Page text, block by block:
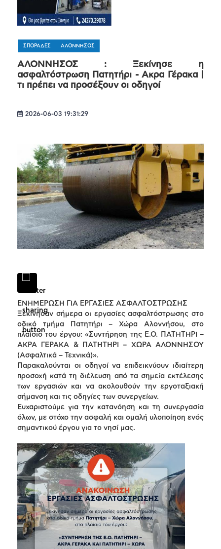
ΣΠΟΡΑΔΕΣ ΑΛΟΝΝΗΣΟΣ
ΑΛΟΝΝΗΣΟΣ : Ξεκίνησε η
ασφαλτόστρωση Πατητήρι - Ακρα Γέρακα |
τι πρέπει να προσέξουν οι οδηγοί
2026-06-03 19:31:29
ΕΝΗΜΕΡΩΣΗ ΓΙΑ ΕΡΓΑΣΙΕΣ ΑΣΦΑΛΤΟΣΤΡΩΣΗΣ
Ξεκίνησαν σήμερα οι εργασίες ασφαλτόστρωσης στο
οδικό τμήμα Πατητήρι – Χώρα Αλοννήσου, στο
πλαίσιο του έργου: «Συντήρηση της Ε.Ο. ΠΑΤΗΤΗΡΙ –
ΑΚΡΑ ΓΕΡΑΚΑ & ΠΑΤΗΤΗΡΙ – ΧΩΡΑ ΑΛΟΝΝΗΣΟΥ
(Ασφαλτικά – Τεχνικά)».
Παρακαλούνται οι οδηγοί να επιδεικνύουν ιδιαίτερη
προσοχή κατά τη διέλευση από τα σημεία εκτέλεσης
των εργασιών και να ακολουθούν την εργοταξιακή
σήμανση και τις οδηγίες των συνεργείων.
Ευχαριστούμε για την κατανόηση και τη συνεργασία
όλων, με στόχο την ασφαλή και ομαλή υλοποίηση ενός
σημαντικού έργου για το νησί μας.